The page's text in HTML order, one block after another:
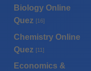
Biology Online
Quez [16]
Chemistry Online
Quez [11]
Economics &